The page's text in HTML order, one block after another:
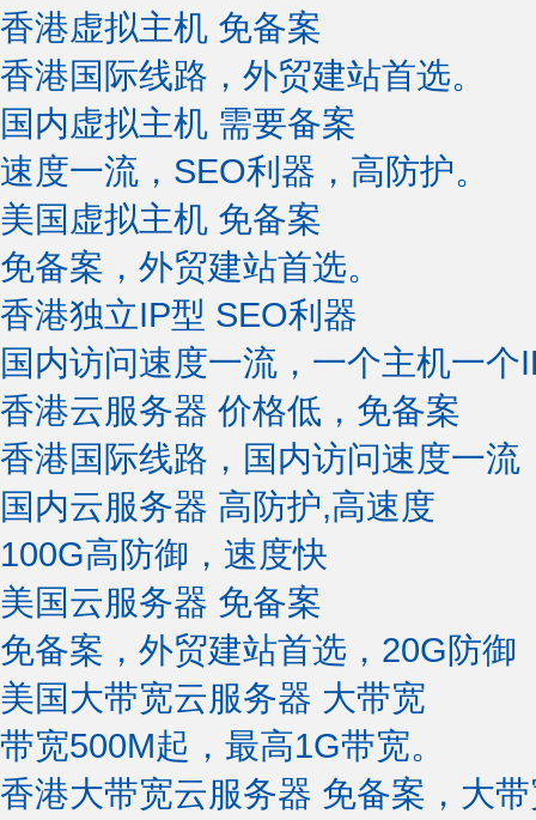
香港虚拟主机 免备案
香港国际线路，外贸建站首选。
国内虚拟主机 需要备案
速度一流，SEO利器，高防护。
美国虚拟主机 免备案
免备案，外贸建站首选。
香港独立IP型 SEO利器
国内访问速度一流，一个主机一个
香港云服务器 价格低，免备案
香港国际线路，国内访问速度一
国内云服务器 高防护,高速度
100G高防御，速度快
美国云服务器 免备案
免备案，外贸建站首选，20G防御
美国大带宽云服务器 大带宽
带宽500M起，最高1G带宽。
香港大带宽云服务器 免备案，大